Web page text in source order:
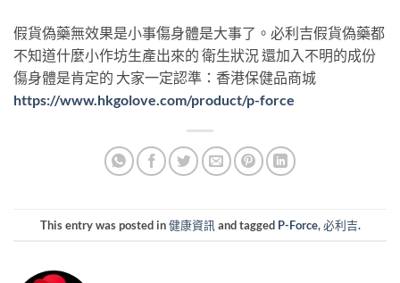
假貨偽藥無效果是小事傷身體是大事了。必利吉假貨偽藥都
不知道什麼小作坊生產出來的 衛生狀況 還加入不明的成份
傷身體是肯定的 大家一定認準：香港保健品商城
https://www.hkgolove.com/product/p-force
This entry was posted in健康資訊 and tagged P-Force,必利吉.